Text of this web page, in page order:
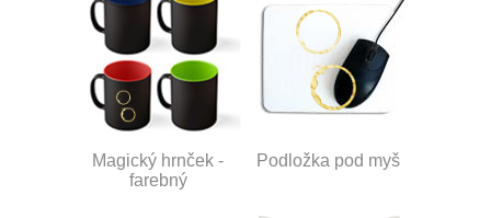
Magický hrnček -
farebný
Podložka pod myš